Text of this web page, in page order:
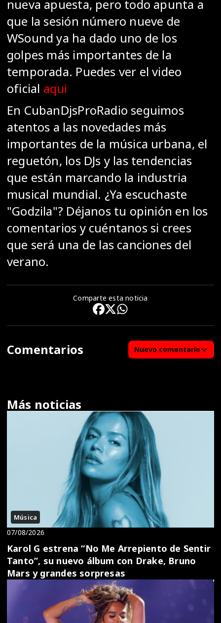
nueva apuesta, pero todo apunta a
que la sesión número nueve de
WSound ya ha dado uno de los
golpes más importantes de la
temporada. Puedes ver el video
oficial aqui
En CubanDjsProRadio seguimos
atentos a las novedades más
importantes de la música urbana, el
reguetón, los DJs y las tendencias
que están marcando la industria
musical mundial. ¿Ya escuchaste
"Godzila"? Déjanos tu opinión en los
comentarios y cuéntanos si crees
que será una de las canciones del
verano.
Comparte esta noticia
Comentarios Nuevo comentario
Más noticias
Música
07/08/2026
Karol G estrena “No Me Arrepiento de Sentir
Tanto”, su nuevo álbum con Drake, Bruno
Mars y grandes sorpresas